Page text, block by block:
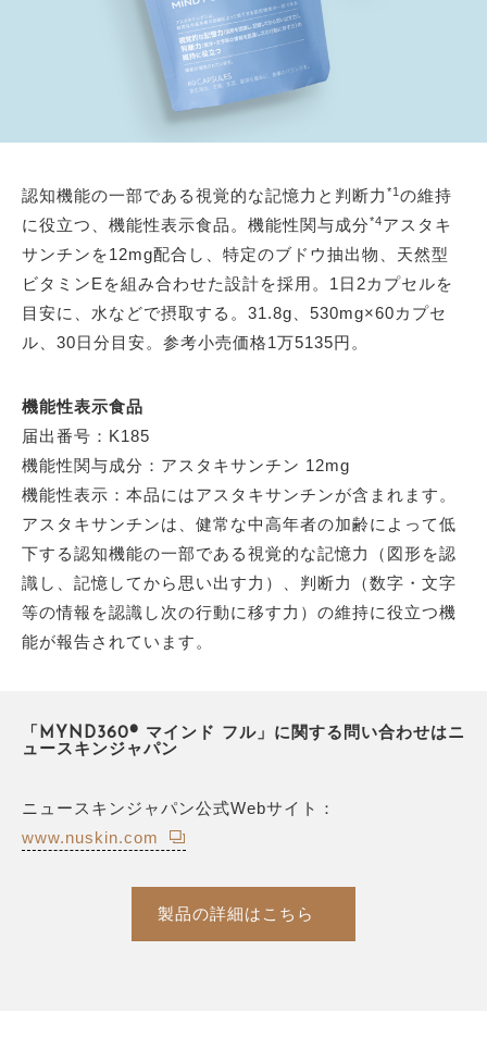
認知機能の一部である視覚的な記憶力と判断力 *1 の維持
に役立つ、機能性表示食品。機能性関与成分*4アスタキ
サンチンを12mg配合し、特定のブドウ抽出物、天然型
ビタミンEを組み合わせた設計を採用。1日2カプセルを
目安に、水などで摂取する。31.8g、530mg×60カプセ
ル、30日分目安。参考小売価格1万5135円。
機能性表示食品
届出番号：K185
機能性関与成分：アスタキサンチン 12mg
機能性表示：本品にはアスタキサンチンが含まれます。
アスタキサンチンは、健常な中高年者の加齢によって低
下する認知機能の一部である視覚的な記憶力（図形を認
識し、記憶してから思い出す力）、判断力（数字・文字
等の情報を認識し次の行動に移す力）の維持に役立つ機
能が報告されています。
「MYND360® マインド フル」に関する問い合わせはニ
ュースキンジャパン
ニュースキンジャパン公式Webサイト：
www.nuskin.com
製品の詳細はこちら